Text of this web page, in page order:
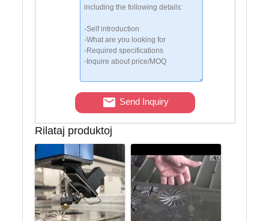
Send Inquiry
Rilataj produktoj